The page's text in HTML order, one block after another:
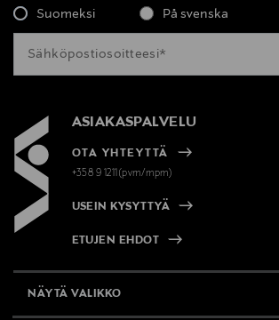
Suomeksi På svenska
ASIAKASPALVELU
OTA YHTEYTTÄ
+358 9 1211(pvm/mpm)
USEIN KYSYTTYÄ
ETUJEN EHDOT
NÄYTÄ VALIKKO